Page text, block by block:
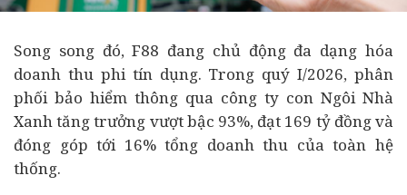
Song song đó, F88 đang chủ động đa dạng hóa
doanh thu phi tín dụng. Trong quý I/2026, phân
phối bảo hiểm thông qua công ty con Ngôi Nhà
Xanh tăng trưởng vượt bậc 93%, đạt 169 tỷ đồng và
đóng góp tới 16% tổng doanh thu của toàn hệ
thống.